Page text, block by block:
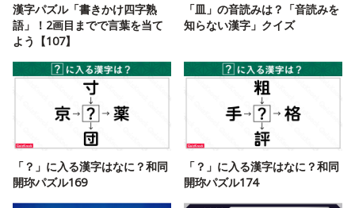
漢字パズル「書きかけ四字熟
語」！2画目までで言葉を当て
よう【107】
「皿」の音読みは？「音読みを
知らない漢字」クイズ
「？」に入る漢字はなに？和同
開珎パズル169
「？」に入る漢字はなに？和同
開珎パズル174